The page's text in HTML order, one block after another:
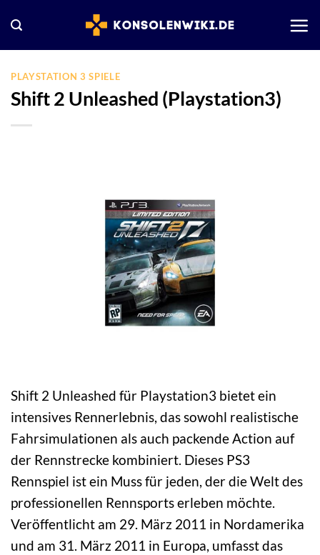
Inhalt
springen
PLAYSTATION 3 SPIELE
Shift 2 Unleashed (Playstation3)
Shift 2 Unleashed für Playstation3 bietet ein
intensives Rennerlebnis, das sowohl realistische
Fahrsimulationen als auch packende Action auf
der Rennstrecke kombiniert. Dieses PS3
Rennspiel ist ein Muss für jeden, der die Welt des
professionellen Rennsports erleben möchte.
Veröffentlicht am 29. März 2011 in Nordamerika
und am 31. März 2011 in Europa, umfasst das